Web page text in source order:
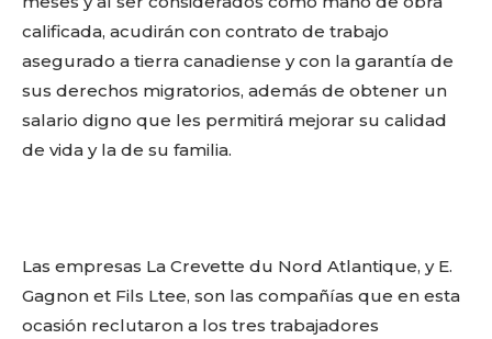
calificada, acudirán con contrato de trabajo
asegurado a tierra canadiense y con la garantía de
sus derechos migratorios, además de obtener un
salario digno que les permitirá mejorar su calidad
de vida y la de su familia.
Las empresas La Crevette du Nord Atlantique, y E.
Gagnon et Fils Ltee, son las compañías que en esta
ocasión reclutaron a los tres trabajadores